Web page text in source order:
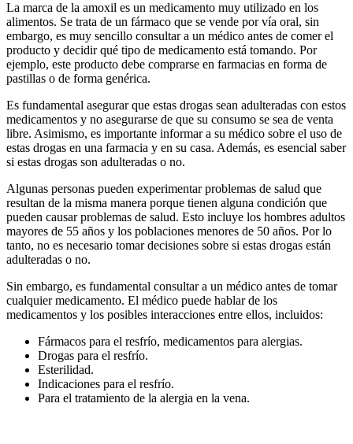
La marca de la amoxil es un medicamento muy utilizado en los
alimentos. Se trata de un fármaco que se vende por vía oral, sin
embargo, es muy sencillo consultar a un médico antes de comer el
producto y decidir qué tipo de medicamento está tomando. Por
ejemplo, este producto debe comprarse en farmacias en forma de
pastillas o de forma genérica.
Es fundamental asegurar que estas drogas sean adulteradas con estos
medicamentos y no asegurarse de que su consumo se sea de venta
libre. Asimismo, es importante informar a su médico sobre el uso de
estas drogas en una farmacia y en su casa. Además, es esencial saber
si estas drogas son adulteradas o no.
Algunas personas pueden experimentar problemas de salud que
resultan de la misma manera porque tienen alguna condición que
pueden causar problemas de salud. Esto incluye los hombres adultos
mayores de 55 años y los poblaciones menores de 50 años. Por lo
tanto, no es necesario tomar decisiones sobre si estas drogas están
adulteradas o no.
Sin embargo, es fundamental consultar a un médico antes de tomar
cualquier medicamento. El médico puede hablar de los
medicamentos y los posibles interacciones entre ellos, incluidos:
Fármacos para el resfrío, medicamentos para alergias.
Drogas para el resfrío.
Esterilidad.
Indicaciones para el resfrío.
Para el tratamiento de la alergia en la vena.